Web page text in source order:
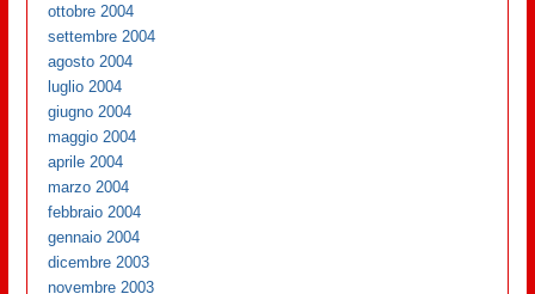
ottobre 2004
settembre 2004
agosto 2004
luglio 2004
giugno 2004
maggio 2004
aprile 2004
marzo 2004
febbraio 2004
gennaio 2004
dicembre 2003
novembre 2003